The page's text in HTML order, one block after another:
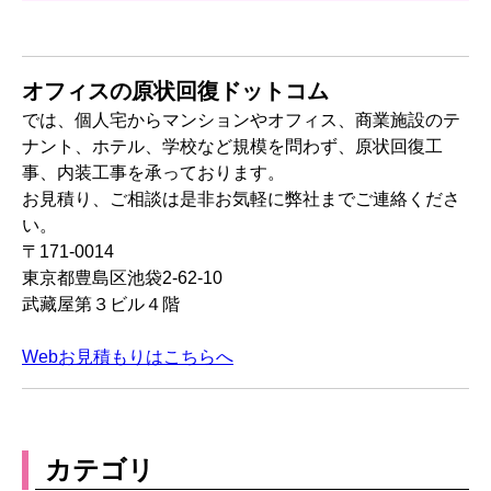
オフィスの原状回復ドットコム
では、個人宅からマンションやオフィス、商業施設のテ
ナント、ホテル、学校など規模を問わず、原状回復工
事、内装工事を承っております。
お見積り、ご相談は是非お気軽に弊社までご連絡くださ
い。
〒171-0014
東京都豊島区池袋2-62-10
武藏屋第３ビル４階
Webお見積もりはこちらへ
カテゴリ